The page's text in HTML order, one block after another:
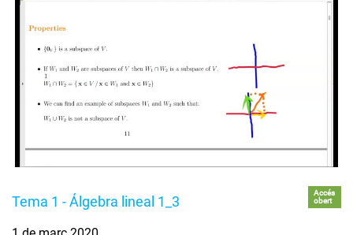
Tema 1 - Álgebra lineal 1_3
Accés
obert